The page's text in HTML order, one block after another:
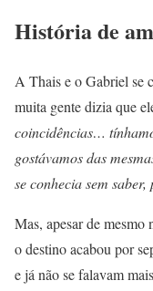
História de
A Thais e o Gabriel se
muita gente dizia que
coincidências…
gostávamos das
se conhecia sem
Mas, apesar de mesmo
o destino acabou por
e já não se falavam